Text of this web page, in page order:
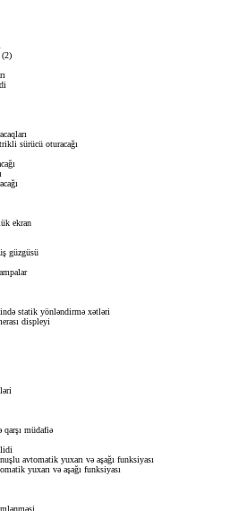
(2)
sürücü oturacağı
ekran
güzgüsü
statik yönləndirmə xətləri
displeyi
müdafiə
avtomatik yuxarı və aşağı funksiyası
yuxarı və aşağı funksiyası